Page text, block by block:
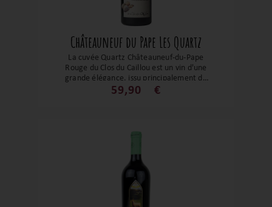
Châteauneuf du Pape Les Quartz
La cuvée Quartz Châteauneuf-du-Pape
Rouge du Clos du Caillou est un vin d'une
grande élégance, issu principalement de
Grenache cultivé sur des sols riches en
matière est ample, soyeuse et profonde,
avec une belle longueur et un potentiel
de garde remarquable. Un Châteauneuf-
du-Pape racé, alliant puissance et
raffinement.
59,90 €